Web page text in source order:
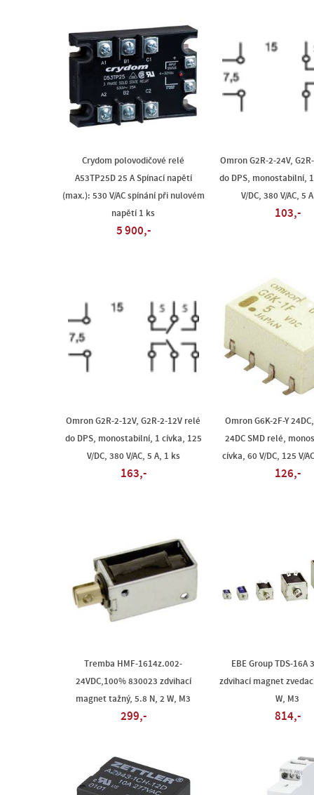
Crydom polovodičové relé
A53TP25D 25 A Spínací napětí
(max.): 530 V/AC spínání při nulovém
napětí 1 ks
5 900,-
Omron G2R-2-24V,
do DPS, monostabilní,
V/DC, 380 V/AC, 5
103,-
Omron G2R-2-12V, G2R-2-12V relé
do DPS, monostabilní, 1 cívka, 125
V/DC, 380 V/AC, 5 A, 1 ks
163,-
Omron G6K-2F-Y
24DC SMD relé,
cívka, 60 V/DC, 125 V/
126,-
Tremba HMF-1614z.002-
24VDC,100% 830023 zdvihací
magnet tažný, 5.8 N, 2 W, M3
299,-
EBE Group TDS-16A
zdvihací magnet
W, M3
814,-